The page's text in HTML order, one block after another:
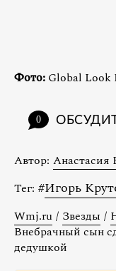
Фото: Global Look
0
Автор: Анастасия
Тег: #Игорь
Wmj.ru / Звезды /
Внебрачный сын
дедушкой